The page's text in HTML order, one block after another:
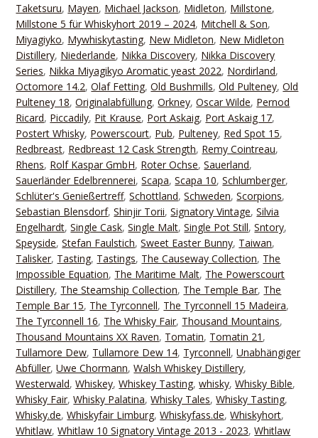
Taketsuru, Mayen, Michael Jackson, Midleton, Millstone,
Millstone 5 für Whiskyhort 2019 – 2024, Mitchell & Son,
Miyagiyko, Mywhiskytasting, New Midleton, New Midleton
Distillery, Niederlande, Nikka Discovery, Nikka Discovery
Series, Nikka Miyagikyo Aromatic yeast 2022, Nordirland,
Octomore 14.2,Olaf Fetting,Old Bushmills,Old Pulteney,Old
Pulteney 18,Originalabfüllung,Orkney,Oscar Wilde, Pernod
Ricard, Piccadily, Pit Krause, Port Askaig, Port Askaig 17,
Postert Whisky, Powerscourt, Pub, Pulteney, Red Spot 15,
Redbreast, Redbreast 12 Cask Strength, Remy Cointreau,
Rhens, Rolf Kaspar GmbH, Roter Ochse,Sauerland,
Sauerländer Edelbrennerei,Scapa,Scapa 10,Schlumberger,
Schlüter's Genießertreff,Schottland,Schweden,Scorpions,
Sebastian Blensdorf,Shinjir Torii,Signatory Vintage,Silvia
Engelhardt,Single Cask,Single Malt,Single Pot Still,Sntory,
Speyside,Stefan Faulstich,Sweet Easter Bunny, Taiwan,
Talisker, Tasting, Tastings, The Causeway Collection, The
Impossible Equation, The Maritime Malt, The Powerscourt
Distillery, The Steamship Collection, The Temple Bar, The
Temple Bar 15, The Tyrconnell, The Tyrconnell 15 Madeira,
The Tyrconnell 16, The Whisky Fair, Thousand Mountains,
Thousand Mountains XX Raven, Tomatin, Tomatin 21 ,
Tullamore Dew, Tullamore Dew 14, Tyrconnell,Unabhängiger
Abfüller,Uwe Chormann,Walsh Whiskey Distillery,
Westerwald,Whiskey,Whiskey Tasting,whisky,Whisky Bible,
Whisky Fair,Whisky Palatina,Whisky Tales,Whisky Tasting,
Whisky.de,Whiskyfair Limburg,Whiskyfass.de,Whiskyhort,
Whitlaw,Whitlaw 10 Signatory Vintage 2013 - 2023,Whitlaw